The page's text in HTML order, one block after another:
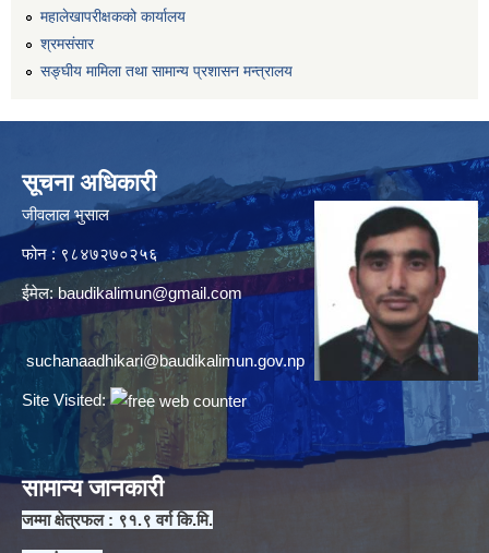
महालेखापरीक्षकको कार्यालय
श्रमसंसार
सङ्घीय मामिला तथा सामान्य प्रशासन मन्त्रालय
सूचना अधिकारी
जीवलाल भुसाल
फोन : ९८४७२७०२५६
ईमेल: baudikalimun@gmail.com
suchanaadhikari@baudikalimun.gov.np
Site Visited:
सामान्य जानकारी
जम्मा क्षेत्रफल : ९१.९ वर्ग कि.मि.